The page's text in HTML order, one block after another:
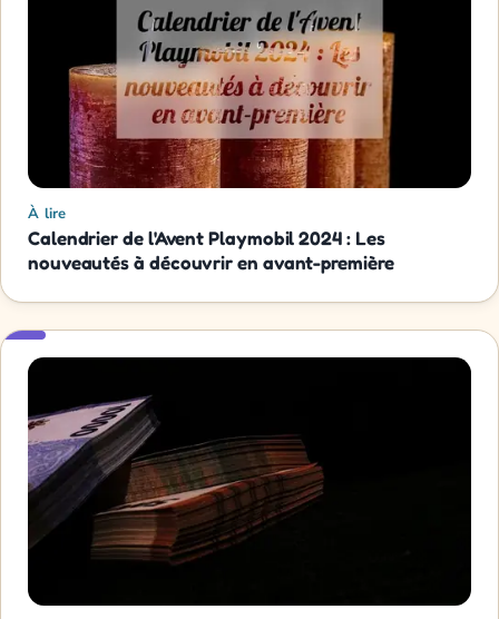
À lire
Calendrier de l'Avent Playmobil 2024 : Les
nouveautés à découvrir en avant-première